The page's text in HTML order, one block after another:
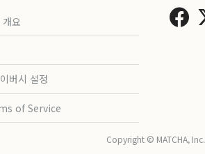
요
버시 설정
of Service
Copyright © MATCHA, Inc.